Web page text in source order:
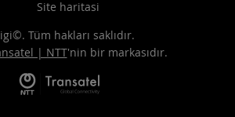
Site haritasi
Tüm hakları saklıdır.
| NTT'nin bir markasıdır.